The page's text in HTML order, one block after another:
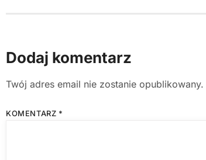
Dodaj komentarz
Twój adres email nie zostanie opublikowany.
KOMENTARZ *